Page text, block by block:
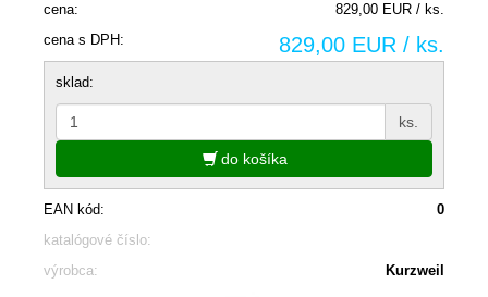
cena:
829,00 EUR / ks.
cena s DPH:
829,00 EUR / ks.
sklad:
ks.
do košíka
EAN kód:
0
katalógové číslo:
výrobca:
Kurzweil